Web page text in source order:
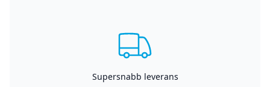
Supersnabb leverans